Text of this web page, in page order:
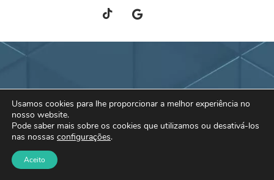
TikTokGoogle
NewsSky
Usamos cookies para lhe proporcionar a melhor experiência no
nosso website.
Pode saber mais sobre os cookies que utilizamos ou desativá-los
nas nossas configurações.
Aceito